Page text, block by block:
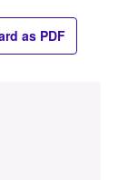
as PDF